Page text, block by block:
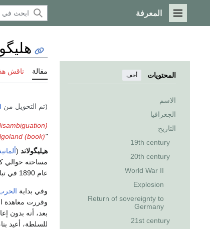
القائمة الرئيسية
المعرفة
المحتويات أخف
الاسم
الجغرافيا
التاريخ
19th century
20th century
World War II
Explosion
Return of sovereignty to
Germany
21st century
مقالة ناقش
(تم التحويل من
"Helgoland" redirects here. For the underwater laboratory habitat, see
(book)
هـِليگولاند (
عام 1890 في تبادل مع
وفي بداية
بعد، أنه بدون
للسلطة، أعيد